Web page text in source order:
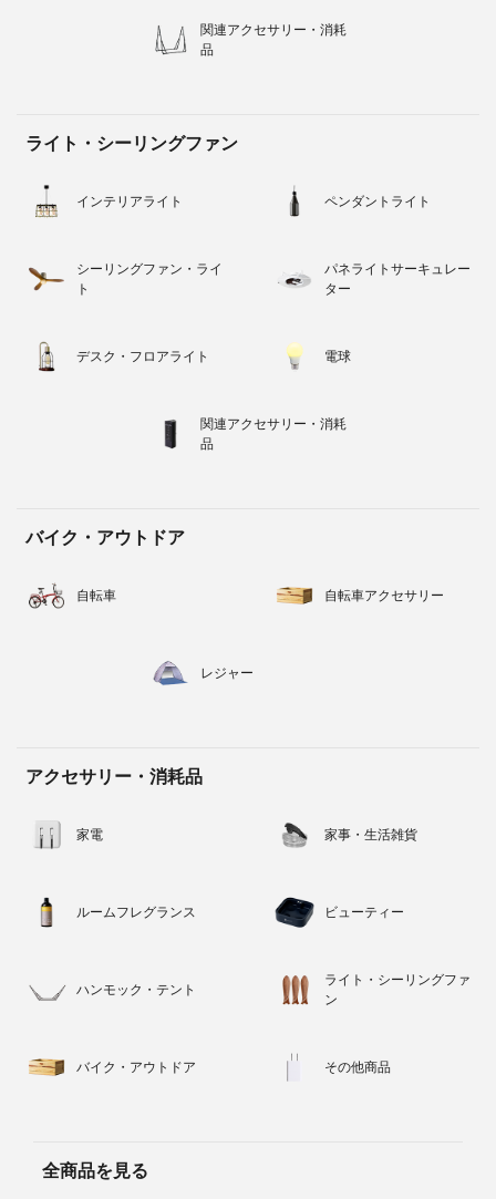
関連アクセサリー・消耗
品
ライト・シーリングファン
インテリアライト ペンダントライト
シーリングファン・ライ
ト
パネライトサーキュレー
ター
デスク・フロアライト 電球
関連アクセサリー・消耗
品
バイク・アウトドア
自転車 自転車アクセサリー
レジャー
アクセサリー・消耗品
家電 家事・生活雑貨
ルームフレグランス ビューティー
ハンモック・テント
ライト・シーリングファ
ン
バイク・アウトドア その他商品
全商品を見る